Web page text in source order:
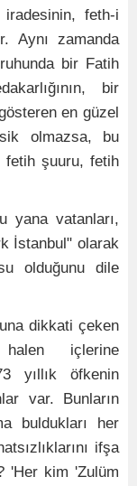
iradesinin, feth-i
Aynı zamanda
bir Fatih
bir
en güzel
olmazsa, bu
fetih şuuru, fetih
yana vatanları,
İstanbul" olarak
olduğunu dile
dikkati çeken
içlerine
yıllık öfkenin
var. Bunların
buldukları her
ifşa
'Her kim 'Zulüm